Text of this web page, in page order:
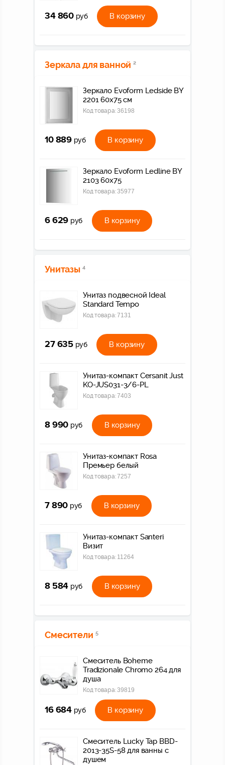
34 860 руб В корзину
Зеркала для ванной 2
Зеркало Evoform Ledside BY
2201 60x75 см
Код товара:36198
10 889 руб В корзину
Зеркало Evoform Ledline BY
2103 60x75
Код товара:35977
6 629 руб В корзину
Унитазы 4
Унитаз подвесной Ideal
Standard Tempo
Код товара:7131
27 635 руб В корзину
Унитаз-компакт Cersanit Just
KO-JUS031-3/6-PL
Код товара:7403
8 990 руб В корзину
Унитаз-компакт Rosa
Премьер белый
Код товара:7257
7 890 руб В корзину
Унитаз-компакт Santeri
Визит
Код товара: 11264
8 584 руб В корзину
Смесители 5
Смеситель Boheme
Tradizionale Chromo 264 для
душа
Код товара:39819
16 684 руб В корзину
Смеситель Lucky Tap BBD-
2013-35S-58 для ванны с
душем